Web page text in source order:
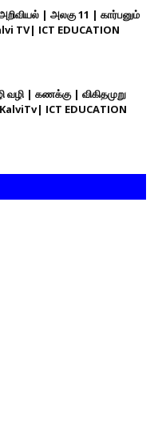
| அலகு 11 | கார்பனும்
TV| ICT EDUCATION
வழி | கணக்கு | விகிதமுறு
ICT EDUCATION